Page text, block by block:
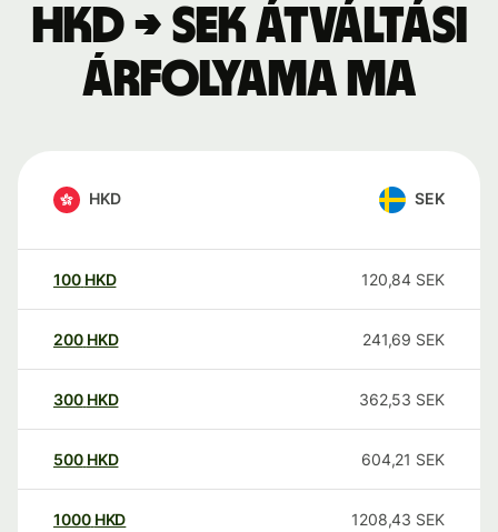
HKD → SEK átváltási
árfolyama ma
HKD SEK
100 HKD 120,84 SEK
200 HKD 241,69 SEK
300 HKD 362,53 SEK
500 HKD 604,21 SEK
1000 HKD 1208,43 SEK